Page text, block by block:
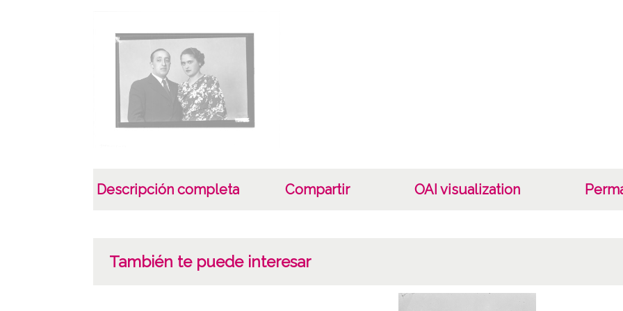
Descripción completa Compartir OAI visualization
También te puede interesar